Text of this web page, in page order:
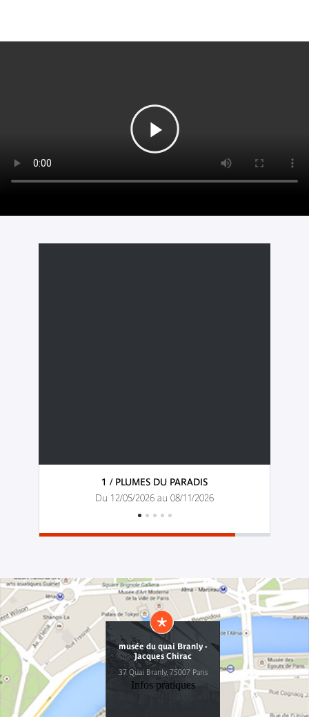
1 / PLUMES DU PARADIS
Du 12/05/2026 au 08/11/2026
musée du quai Branly -
Jacques Chirac
37 Quai Branly, 75007 Paris
Infos pratiques